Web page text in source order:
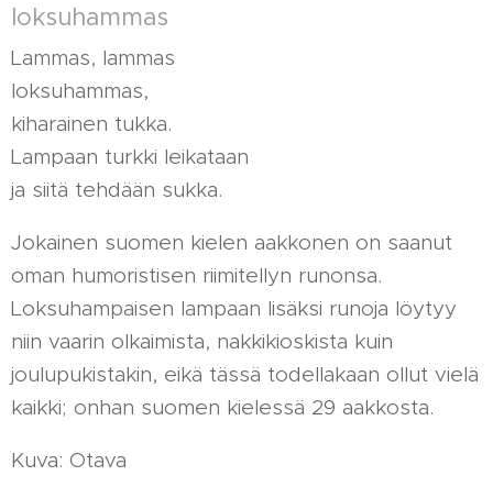
loksuhammas
Lammas, lammas
loksuhammas,
kiharainen tukka.
Lampaan turkki leikataan
ja siitä tehdään sukka.
Jokainen suomen kielen aakkonen on saanut
oman humoristisen riimitellyn runonsa.
Loksuhampaisen lampaan lisäksi runoja löytyy
niin vaarin olkaimista, nakkikioskista kuin
joulupukistakin, eikä tässä todellakaan ollut vielä
kaikki; onhan suomen kielessä 29 aakkosta.
Kuva: Otava